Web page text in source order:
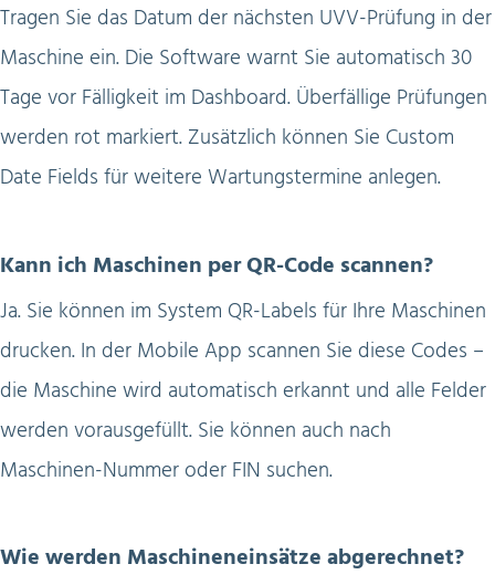
Tragen Sie das Datum der nächsten UVV-Prüfung in der
Maschine ein. Die Software warnt Sie automatisch 30
Tage vor Fälligkeit im Dashboard. Überfällige Prüfungen
werden rot markiert. Zusätzlich können Sie Custom
Date Fields für weitere Wartungstermine anlegen.
Kann ich Maschinen per QR-Code scannen?
Ja. Sie können im System QR-Labels für Ihre Maschinen
drucken. In der Mobile App scannen Sie diese Codes –
die Maschine wird automatisch erkannt und alle Felder
werden vorausgefüllt. Sie können auch nach
Maschinen-Nummer oder FIN suchen.
Wie werden Maschineneinsätze abgerechnet?